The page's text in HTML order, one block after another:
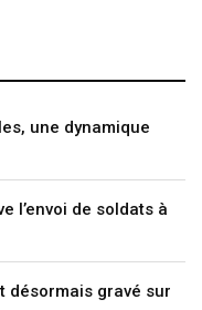
une dynamique
l’envoi de soldats à
désormais gravé sur